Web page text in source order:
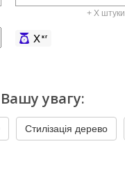
+ X штуки
Xкг
увагу:
Стилізація дерево